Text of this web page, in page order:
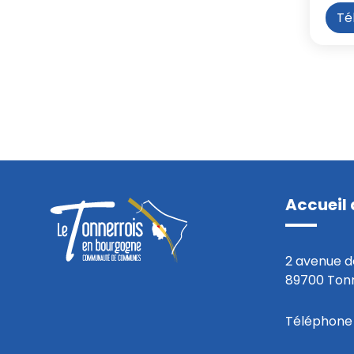
Accueil
2 avenue
89700
Téléphone